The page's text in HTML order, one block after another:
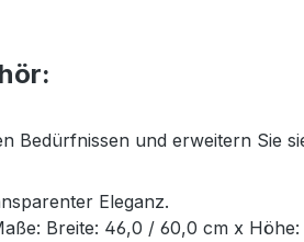
Bedürfnissen und erweitern Sie
Eleganz.
Breite: 46,0 / 60,0 cm x